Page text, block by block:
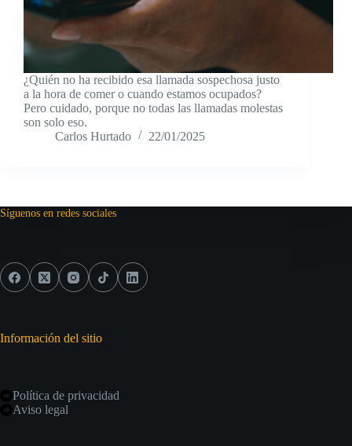
¿Quién no ha recibido esa llamada sospechosa justo
a la hora de comer o cuando estamos ocupados?
Pero cuidado, porque no todas las llamadas molestas
son solo eso.
Carlos Hurtado
22/01/2025
Síguenos en redes sociales
Información del sitio
Política de privacidad
Aviso legal